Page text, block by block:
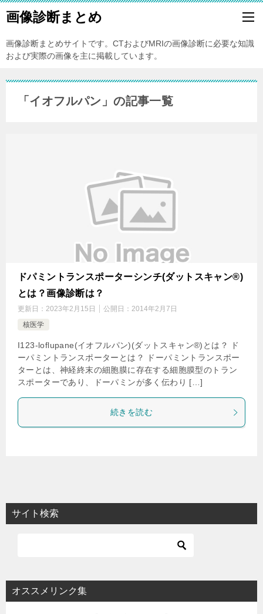
画像診断まとめ
画像診断まとめサイトです。CTおよびMRIの画像診断に必要な知識
および実際の画像を主に掲載しています。
「イオフルパン」の記事一覧
ドパミントランスポーターシンチ(ダットスキャン®)
とは？画像診断は？
更新日： 2023年2月15日 公開日： 2014年2月7日
核医学
I123-loflupane(イオフルパン)(ダットスキャン®)とは？ ド
ーパミントランスポーターとは？ ドーパミントランスポー
ターとは、神経終末の細胞膜に存在する細胞膜型のトラン
スポーターであり、ドーパミンが多く伝わり […]
続きを読む
サイト検索
オススメリンク集